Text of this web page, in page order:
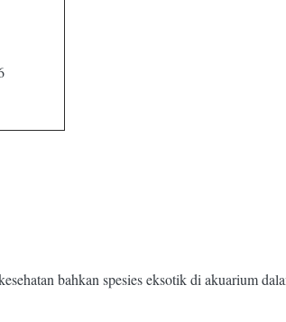
bahkan spesies eksotik di akuarium